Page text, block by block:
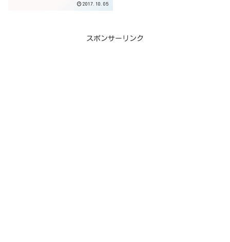
2017.10.05
スポンサーリンク